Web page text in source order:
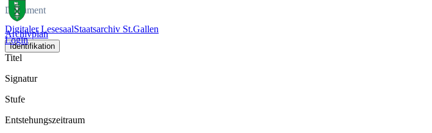
Digitaler LesesaalStaatsarchiv St.Gallen
Login
Dokument
Archivplan
Identifikation
Titel
Signatur
Stufe
Entstehungszeitraum